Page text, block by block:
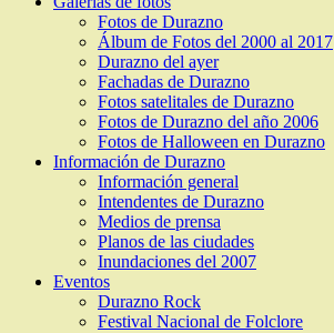
Fotos de Durazno
Álbum de Fotos del 2000 al 2017
Durazno del ayer
Fachadas de Durazno
Fotos satelitales de Durazno
Fotos de Durazno del año 2006
Fotos de Halloween en Durazno
Información de Durazno
Información general
Intendentes de Durazno
Medios de prensa
Planos de las ciudades
Inundaciones del 2007
Eventos
Durazno Rock
Festival Nacional de Folclore